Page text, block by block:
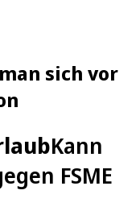
sich vor
Kann
FSME